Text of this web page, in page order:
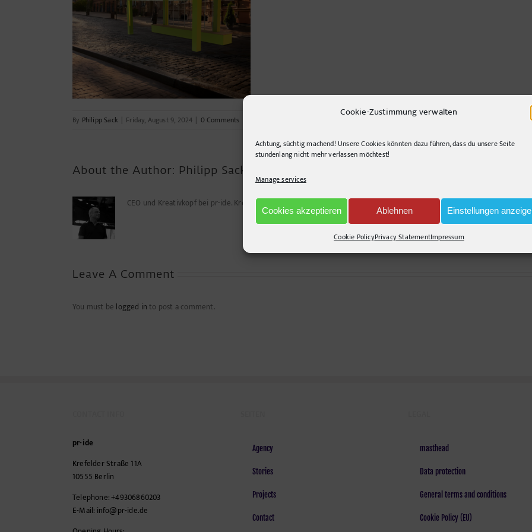
Cookie-Zustimmung verwalten
Achtung, süchtig machend! Unsere Cookies könnten dazu führen, dass du unsere Seite
stundenlang nicht mehr verlassen möchtest!
Manage services
Cookies akzeptieren Ablehnen Einstellungen
Cookie PolicyPrivacy StatementImpressum
By Philipp Sack | Friday, August 9, 2024 | 0 Comments
About the Author: Philipp Sack
CEO und Kreativkopf bei pr-ide. Kreuz und querlenkend, gerne segelnd. Immer auf der Suche nach innovativen
Leave A Comment
You must be logged into post a comment.
pr-ide
Krefelder Straße 11A
10555 Berlin
Telephone:+49306860203
E-Mail: info@pr-ide.de
Agency
Stories
Projects
Contact
masthead
Data protection
General terms and conditions
Cookie Policy (EU)